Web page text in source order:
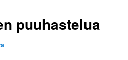
puuhastelua